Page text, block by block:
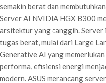
semakin berat dan
Server AI NVIDIA HGX B300
arsitektur yang canggih. Server
tugas berat, mulai dari Large
Generative AI yang
performa, efisiensi energi
modern. ASUS merancang